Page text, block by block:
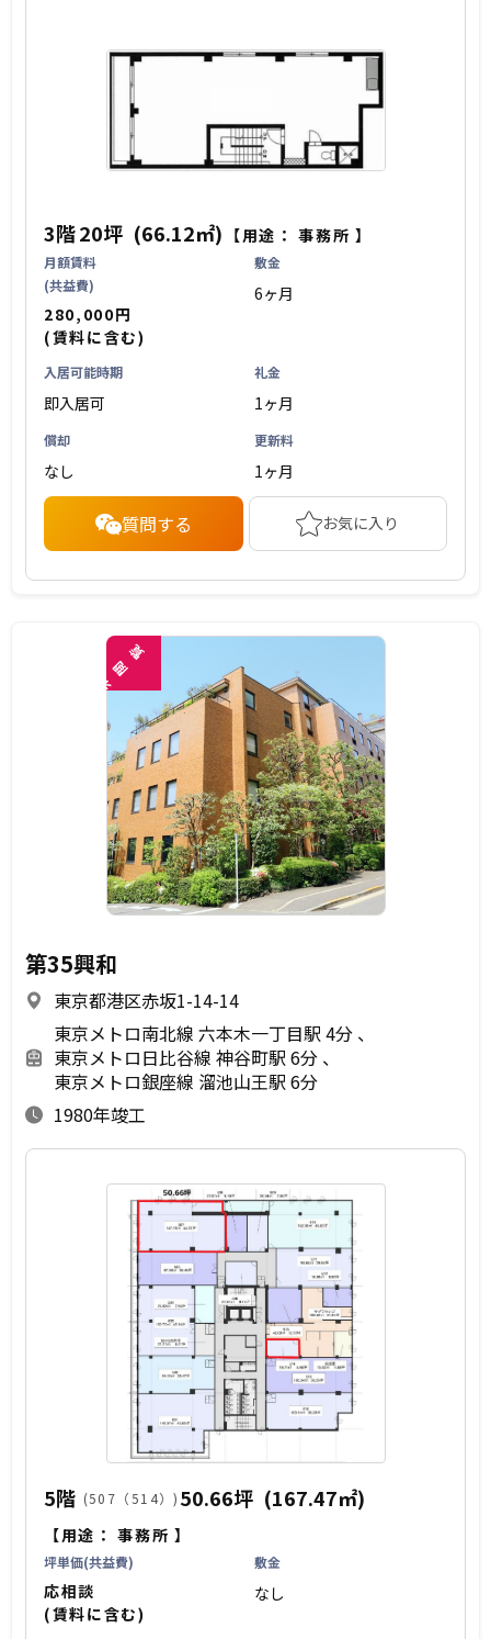
3階20坪 (66.12㎡) 【用途：事務所 】
月額賃料
(共益費)
280,000円
(賃料に含む)
敷金
6ヶ月
入居可能時期
即入居可
礼金
1ヶ月
償却
なし
更新料
1ヶ月
質問する お気に入り
未
閲
覧
第35興和
東京都港区赤坂1-14-14
東京メトロ南北線 六本木一丁目駅 4分
東京メトロ日比谷線 神谷町駅 6分
東京メトロ銀座線 溜池山王駅 6分
1980年竣工
5階 (507（514）) 50.66坪 (167.47㎡)
【用途：事務所 】
坪単価(共益費)
応相談
(賃料に含む)
敷金
なし